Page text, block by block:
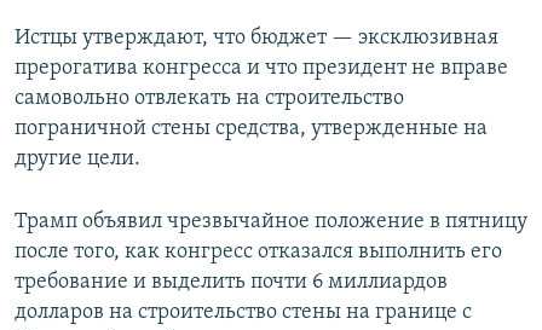
Истцы утверждают, что бюджет — эксклюзивная
прерогатива конгресса и что президент не вправе
самовольно отвлекать на строительство
пограничной стены средства, утвержденные на
другие цели.
Трамп объявил чрезвычайное положение в пятницу
после того, как конгресс отказался выполнить его
требование и выделить почти 6 миллиардов
долларов на строительство стены на границе с